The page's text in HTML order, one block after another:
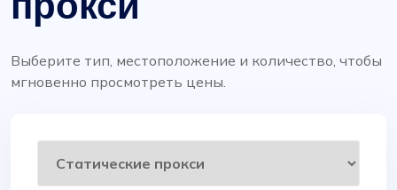
Выберите тип, местоположение и количество, чтобы
мгновенно просмотреть цены.